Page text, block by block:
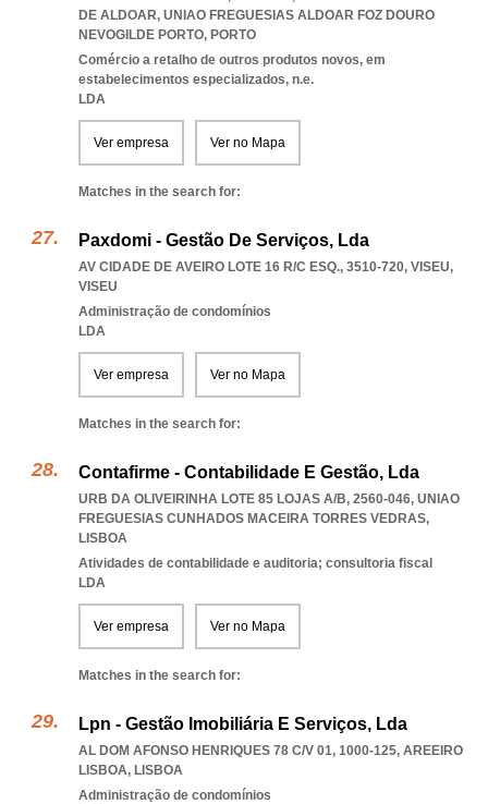
DE ALDOAR, UNIAO FREGUESIAS ALDOAR FOZ DOURO
NEVOGILDE PORTO, PORTO
Comércio a retalho de outros produtos novos, em
estabelecimentos especializados, n.e.
LDA
Ver empresa Ver no Mapa
Matches in the search for:
Paxdomi - Gestão De Serviços, Lda
AV CIDADE DE AVEIRO LOTE 16 R/C ESQ., 3510-720, VISEU,
VISEU
Administração de condomínios
LDA
Ver empresa Ver no Mapa
Matches in the search for:
Contafirme - Contabilidade E Gestão, Lda
URB DA OLIVEIRINHA LOTE 85 LOJAS A/B, 2560-046, UNIAO
FREGUESIAS CUNHADOS MACEIRA TORRES VEDRAS,
LISBOA
Atividades de contabilidade e auditoria; consultoria fiscal
LDA
Ver empresa Ver no Mapa
Matches in the search for:
Lpn - Gestão Imobiliária E Serviços, Lda
AL DOM AFONSO HENRIQUES 78 C/V 01, 1000-125, AREEIRO
LISBOA, LISBOA
Administração de condomínios